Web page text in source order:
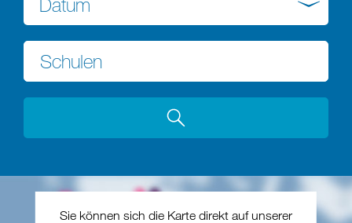
Sie können sich die Karte direkt auf unserer